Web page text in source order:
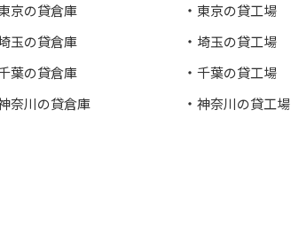
京の貸倉庫
玉の貸倉庫
葉の貸倉庫
奈川の貸倉庫
東京の貸工場
埼玉の貸工場
千葉の貸工場
神奈川の貸工場